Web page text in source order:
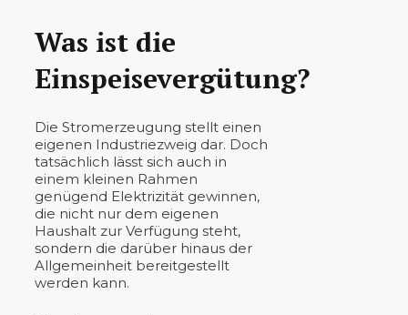
Was ist die
Einspeisevergütung?
Die Stromerzeugung stellt einen
eigenen Industriezweig dar. Doch
tatsächlich lässt sich auch in
einem kleinen Rahmen
genügend Elektrizität gewinnen,
die nicht nur dem eigenen
Haushalt zur Verfügung steht,
sondern die darüber hinaus der
Allgemeinheit bereitgestellt
werden kann.